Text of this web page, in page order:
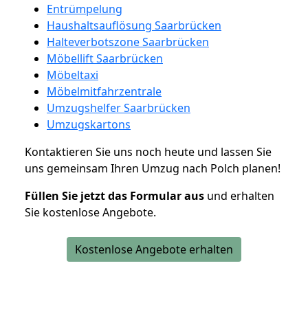
Entrümpelung
Haushaltsauflösung Saarbrücken
Halteverbotszone Saarbrücken
Möbellift Saarbrücken
Möbeltaxi
Möbelmitfahrzentrale
Umzugshelfer Saarbrücken
Umzugskartons
Kontaktieren Sie uns noch heute und lassen Sie
uns gemeinsam Ihren Umzug nach Polch planen!
Füllen Sie jetzt das Formular aus und erhalten
Sie kostenlose Angebote.
Kostenlose Angebote erhalten